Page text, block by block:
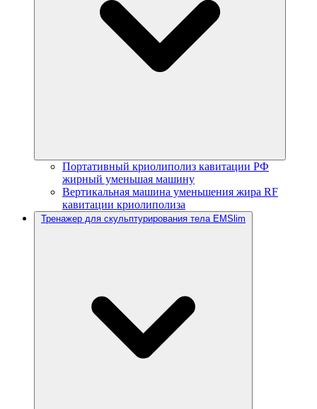
Портативный криолиполиз кавитации РФ
жирный уменьшая машину
Вертикальная машина уменьшения жира RF
кавитации криолиполиза
Тренажер для скульптурирования тела EMSlim